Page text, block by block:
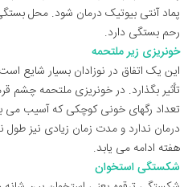
پماد آنتی بیوتیک درمان شود. محل
رحم بستگی دارد.
خونریزی زیر ملتحمه
این یک اتفاق در نوزادان بسیار شایع
تأثیر بگذارد. در خونریزی ملتحمه چشم
تعداد رگهای خونی کوچکی که آسیب می
درمان ندارد و مدت زمان زیادی نیز
هفته ادامه می یابد.
شکستگی استخوان